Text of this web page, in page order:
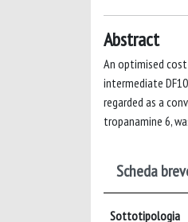
Abstract
An optimised
intermediate
regarded as a
tropanamine 6,
Scheda
Sottotipologia